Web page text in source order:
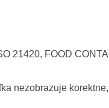
21420, FOOD
nezobrazuje korektne,